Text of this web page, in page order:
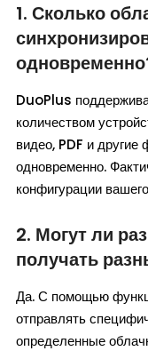
1. Сколько
DuoPlus
количеством
видео, PDF и
одновременно.
конфигурации
2. Могут ли
получать
Да. С помощью
отправлять
определенные